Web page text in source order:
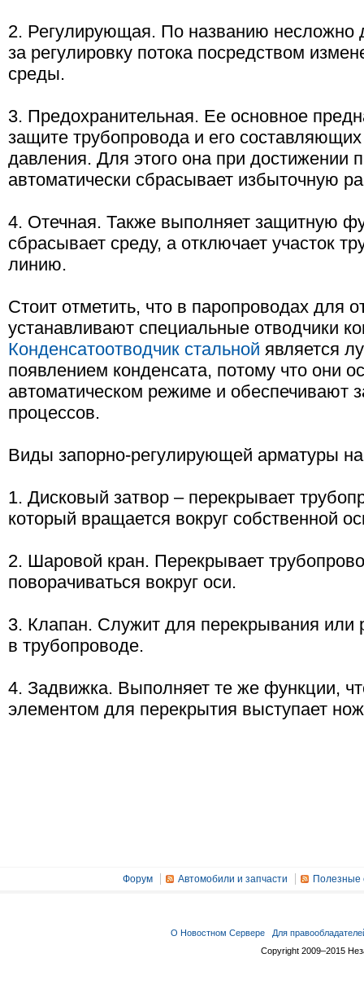
2. Регулирующая. По названию несложно
за регулировку потока посредством
среды.
3. Предохранительная. Ее основное
защите трубопровода и его
давления. Для этого она при достижении
автоматически сбрасывает избыточную
4. Отечная. Также выполняет защитную
сбрасывает среду, а отключает участок
линию.
Стоит отметить, что в паропроводах для
устанавливают специальные отводчики
Конденсатоотводчик стальной является
появлением конденсата, потому что они
автоматическом режиме и обеспечивают
процессов.
Виды запорно-регулирующей арматуры
1. Дисковый затвор – перекрывает
который вращается вокруг собственной
2. Шаровой кран. Перекрывает
поворачиваться вокруг оси.
3. Клапан. Служит для перекрывания или
в трубопроводе.
4. Задвижка. Выполняет те же функции,
элементом для перекрытия выступает
Форум Автомобили и запчасти Полезные
О Новостном Сервере
Для
Copyright 2009–2015